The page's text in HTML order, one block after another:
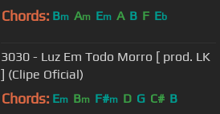
Chords: Bm Am Em A B F Eb
3030 - Luz Em Todo Morro [ prod. LK
] (Clipe Oficial)
Chords: Em Bm F#m D G C# B